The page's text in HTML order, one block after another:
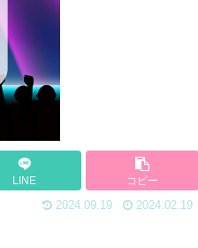
LINE コピー
2024.09.19 2024.02.19